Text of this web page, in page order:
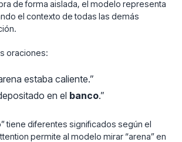
de forma aislada, el modelo representa
el contexto de todas las demás
oraciones:
estaba caliente.”
en el banco.”
” tiene diferentes significados según el
permite al modelo mirar “arena” en